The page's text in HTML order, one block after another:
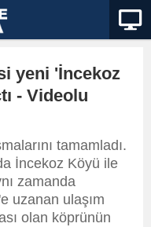
yeni 'İncekoz
- Videolu
tamamladı.
İncekoz Köyü ile
zamanda
uzanan ulaşım
olan köprünün